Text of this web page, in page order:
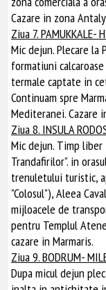
Cazare in zona
Ziua 7. PAMUKKALE-
Mic dejun. Plecare la
formatiuni
termale captate in
Continuam spre
Mediteranei. Cazare
Ziua 8. INSULA
Mic dejun. Timp
Trandafirilor". in
trenuletului turistic,
"Colosul"), Aleea
mijloacele de
pentru Templul
cazare in Marmaris.
Ziua 9. BODRUM-
Dupa micul dejun